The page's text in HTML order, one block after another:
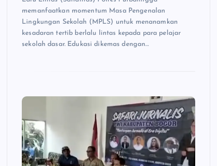
memanfaatkan momentum Masa Pengenalan
Lingkungan Sekolah (MPLS) untuk menanamkan
kesadaran tertib berlalu lintas kepada para pelajar
sekolah dasar. Edukasi dikemas dengan…